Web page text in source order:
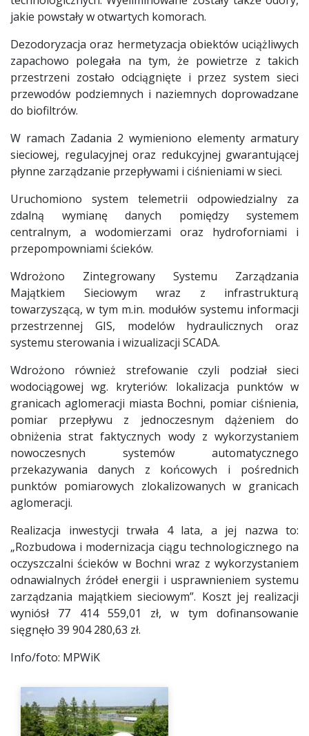
jakie powstały w otwartych komorach.
Dezodoryzacja oraz hermetyzacja obiektów uciążliwych
zapachowo polegała na tym, że powietrze z takich
przestrzeni zostało odciągnięte i przez system sieci
przewodów podziemnych i naziemnych doprowadzane
do biofiltrów.
W ramach Zadania 2 wymieniono elementy armatury
sieciowej, regulacyjnej oraz redukcyjnej gwarantującej
płynne zarządzanie przepływami i ciśnieniami w sieci.
Uruchomiono system telemetrii odpowiedzialny za
zdalną wymianę danych pomiędzy systemem
centralnym, a wodomierzami oraz hydroforniami i
przepompowniami ścieków.
Wdrożono Zintegrowany Systemu Zarządzania
Majątkiem Sieciowym wraz z infrastrukturą
towarzyszącą, w tym m.in. modułów systemu informacji
przestrzennej GIS, modelów hydraulicznych oraz
systemu sterowania i wizualizacji SCADA.
Wdrożono również strefowanie czyli podział sieci
wodociągowej wg. kryteriów: lokalizacja punktów w
granicach aglomeracji miasta Bochni, pomiar ciśnienia,
pomiar przepływu z jednoczesnym dążeniem do
obniżenia strat faktycznych wody z wykorzystaniem
nowoczesnych systemów automatycznego
przekazywania danych z końcowych i pośrednich
punktów pomiarowych zlokalizowanych w granicach
aglomeracji.
Realizacja inwestycji trwała 4 lata, a jej nazwa to:
„Rozbudowa i modernizacja ciągu technologicznego na
oczyszczalni ścieków w Bochni wraz z wykorzystaniem
odnawialnych źródeł energii i usprawnieniem systemu
zarządzania majątkiem sieciowym”. Koszt jej realizacji
wyniósł 77 414 559,01 zł, w tym dofinansowanie
sięgnęło 39 904 280,63 zł.
Info/foto: MPWiK